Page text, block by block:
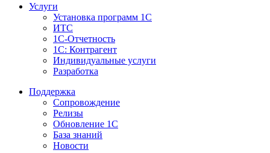
Услуги
Установка программ 1С
ИТС
1С-Отчетность
1С: Контрагент
Индивидуальные услуги
Разработка
Поддержка
Сопровождение
Релизы
Обновление 1С
База знаний
Новости